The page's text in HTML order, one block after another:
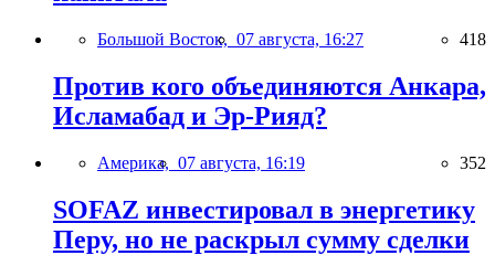
Большой Восток, 07 августа, 16:27 418
Против кого объединяются Анкара,
Исламабад и Эр-Рияд?
Америка, 07 августа, 16:19 352
SOFAZ инвестировал в энергетику
Перу, но не раскрыл сумму сделки